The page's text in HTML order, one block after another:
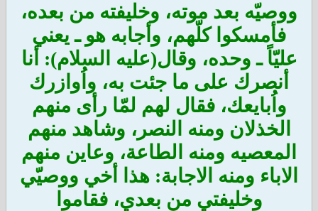
ووصيّه بعد موته، وخليفته من بعده،
فأمسكوا كلّهم، وأجابه هو ـ يعني
عليّاً ـ وحده، وقال(عليه السلام): أنا
أنصرك على ما جئت به، واُوازرك
واُبايعك، فقال لهم لمّا رأى منهم
الخذلان ومنه النصر، وشاهد منهم
المعصيه ومنه الطاعة، وعاين منهم
الاباء ومنه الاجابة: هذا أخي ووصيّي
وخليفتي من بعدي، فقاموا